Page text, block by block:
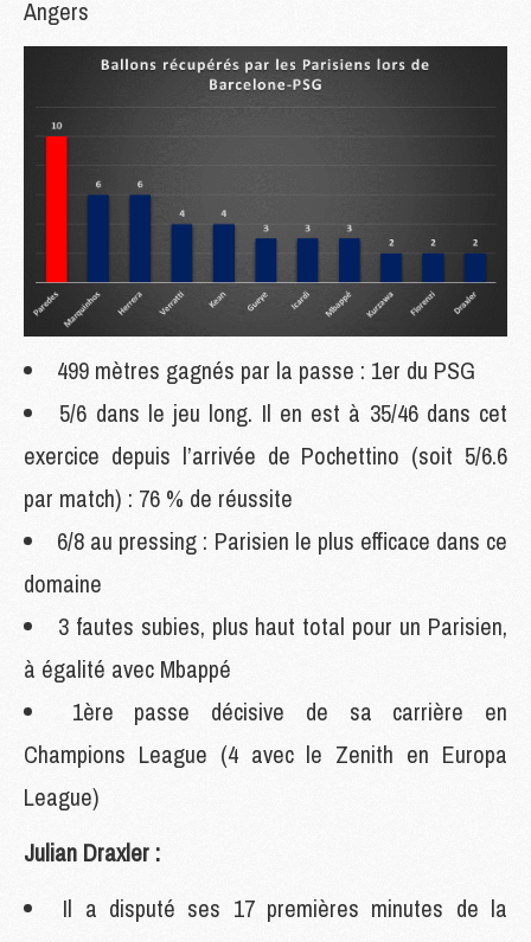
Angers
499 mètres gagnés par la passe : 1er du PSG
5/6 dans le jeu long. Il en est à 35/46 dans cet
exercice depuis l’arrivée de Pochettino (soit 5/6.6
par match) : 76 % de réussite
6/8 au pressing : Parisien le plus efficace dans ce
domaine
3 fautes subies, plus haut total pour un Parisien,
à égalité avec Mbappé
1ère passe décisive de sa carrière en
Champions League (4 avec le Zenith en Europa
League)
Julian Draxler :
Il a disputé ses 17 premières minutes de la